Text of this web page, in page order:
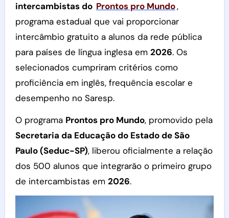
intercambistas do Prontos pro Mundo,
programa estadual que vai proporcionar
intercâmbio gratuito a alunos da rede pública
para países de língua inglesa em 2026. Os
selecionados cumpriram critérios como
proficiência em inglês, frequência escolar e
desempenho no Saresp.
O programa Prontos pro Mundo, promovido pela
Secretaria da Educação do Estado de São
Paulo (Seduc-SP), liberou oficialmente a relação
dos 500 alunos que integrarão o primeiro grupo
de intercambistas em 2026.